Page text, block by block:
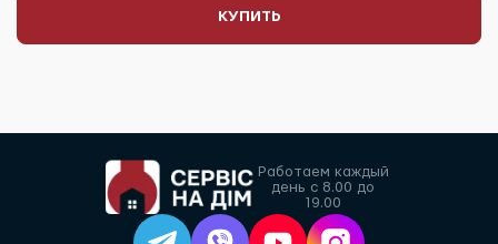
КУПИТЬ
Работаем каждый
день с 8.00 до
19.00